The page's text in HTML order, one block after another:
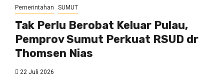
Pemerintahan SUMUT
Tak Perlu Berobat Keluar Pulau,
Pemprov Sumut Perkuat RSUD dr
Thomsen Nias
22 Juli 2026